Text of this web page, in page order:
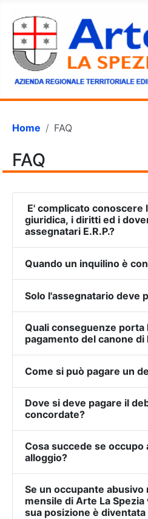
Home FAQ
FAQ
E' complicato conoscere
giuridica, i diritti ed i
assegnatari E.R.P.?
Quando un inquilino è
Solo l'assegnatario deve
Quali conseguenze porta
pagamento del canone di
Come si può pagare un
Dove si deve pagare il
concordate?
Cosa succede se occupo
alloggio?
Se un occupante
mensile di Arte La
sua posizione è